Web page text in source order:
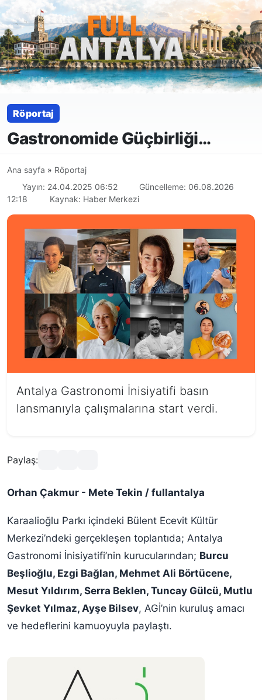
Röportaj
Gastronomide Güçbirliği…
Ana sayfa » Röportaj
Yayın: 24.04.2025 06:52
Güncelleme: 06.08.2026
12:18
Kaynak: Haber Merkezi
Antalya Gastronomi İnisiyatifi basın
lansmanıyla çalışmalarına start verdi.
Paylaş:
Orhan Çakmur - Mete Tekin / fullantalya
Karaalioğlu Parkı içindeki Bülent Ecevit Kültür
Merkezi’ndeki gerçekleşen toplantıda; Antalya
Gastronomi İnisiyatifi’nin kurucularından; Burcu
Beşlioğlu, Ezgi Bağlan, Mehmet Ali Börtücene,
Mesut Yıldırım, Serra Beklen, Tuncay Gülcü, Mutlu
Şevket Yılmaz, Ayşe Bilsev, AGİ’nin kuruluş amacı
ve hedeflerini kamuoyuyla paylaştı.